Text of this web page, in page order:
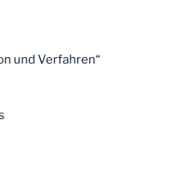
und Verfahren“